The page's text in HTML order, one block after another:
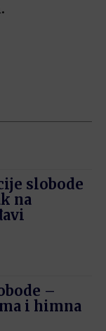
slobode
na
–
i himna